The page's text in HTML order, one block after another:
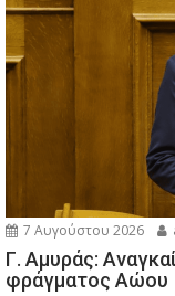
7 Αυγούστου 2026
Γ. Αμυράς:
φράγματος Αώου